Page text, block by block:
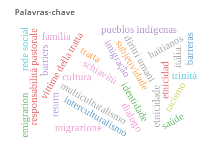
Palavras-chave
tratta
vittime della tratta diritti umani
schiavitù
responsabilità pastorale identidade
cultura
etnicidade
imigração
família
rede social
multiculturalismo
interculturalismo
etnicidad
pueblos indígenas
haitianos
racismo
subjetividade
dialogo
trinità
migrazione saúde
emigration return
itália. barreras
barriers